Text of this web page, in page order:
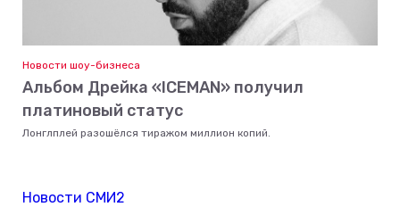
Новости шоу-бизнеса
Альбом Дрейка «ICEMAN» получил
платиновый статус
Лонглплей разошёлся тиражом миллион копий.
Новости СМИ2